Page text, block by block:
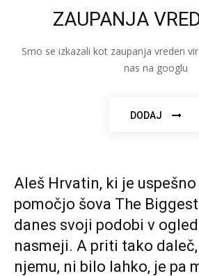
ZAUPANJA
Smo se izkazali kot zaupanja vreden
nas na googlu
DODAJ
Aleš Hrvatin, ki je
pomočjo šova The
danes svoji podobi v
nasmeji. A priti tako
njemu, ni bilo lahko, je pa